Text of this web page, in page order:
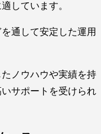
しています。
通して安定した運用
ノウハウや実績を持
サポートを受けられ